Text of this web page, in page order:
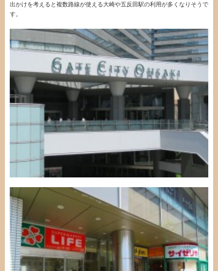
出かけを考えると複数路線が使える大崎や五反田駅の利用が多くなりそうで
す。